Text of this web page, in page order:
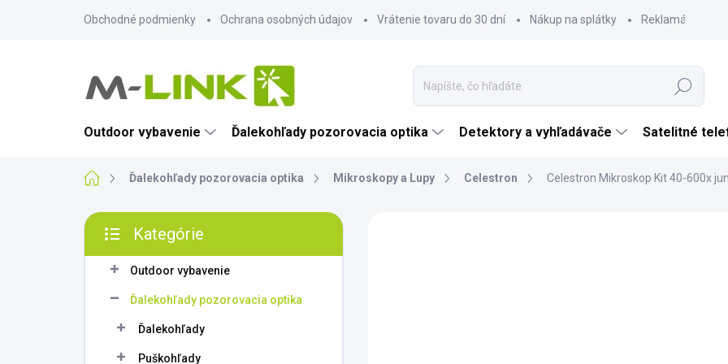
Obchodné podmienky Ochrana osobných údajov Vrátenie tovaru do 30 dní Nákup na splátky Reklamácia
Hľadať
Outdoor vybavenie Ďalekohľady pozorovacia optika Detektory a vyhľadávače Satelitné
DomovĎalekohľady pozorovacia optika Mikroskopy a Lupy Celestron Celestron Mikroskop Kit 40-600x
B
č
kategórie
Kategórie
Outdoor vybavenie
Ďalekohľady pozorovacia optika
Ďalekohľady
Puškohľady